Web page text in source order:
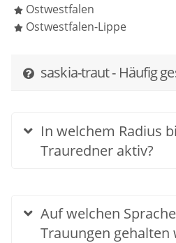
Ostwestfalen
Ostwestfalen-Lippe
saskia-traut - Häufig
In welchem Radius
Trauredner aktiv?
Auf welchen
Trauungen gehalten